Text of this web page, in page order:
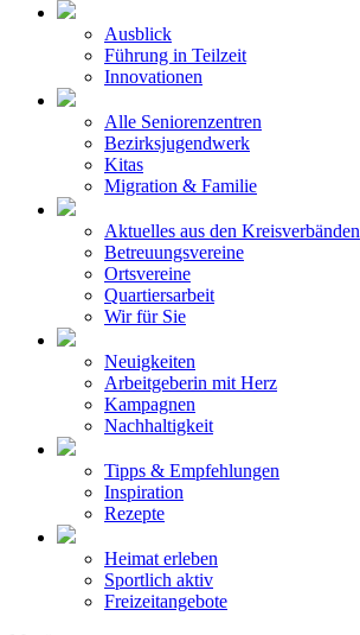
Ausblick
Führung in Teilzeit
Innovationen
Alle Seniorenzentren
Bezirksjugendwerk
Kitas
Migration & Familie
Aktuelles aus den Kreisverbänden
Betreuungsvereine
Ortsvereine
Quartiersarbeit
Wir für Sie
Neuigkeiten
Arbeitgeberin mit Herz
Kampagnen
Nachhaltigkeit
Tipps & Empfehlungen
Inspiration
Rezepte
Heimat erleben
Sportlich aktiv
Freizeitangebote